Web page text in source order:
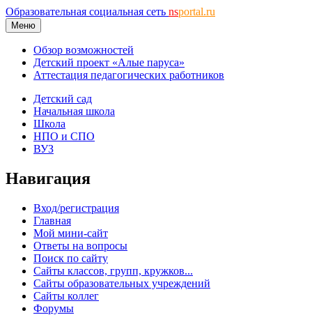
Образовательная социальная сеть nsportal.ru
Меню
Обзор возможностей
Детский проект «Алые паруса»
Аттестация педагогических работников
Детский сад
Начальная школа
Школа
НПО и СПО
ВУЗ
Навигация
Вход/регистрация
Главная
Мой мини-сайт
Ответы на вопросы
Поиск по сайту
Сайты классов, групп, кружков...
Сайты образовательных учреждений
Сайты коллег
Форумы